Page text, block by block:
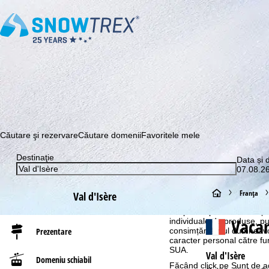
Informaţii cookie
Pentru a optimiza site-ul
individuale de produse,
consimțământul
caracter personal către
SUA.
Făcând click pe Sunt de
Abonaţi-vă la newsletter-ul nostru și aflați printre primii
Căutare şi rezervareCăutare domeniiFavoritele mele
Destinaţie
Data și
Val d'Isère
Prezentare
Domeniu schiabil
A
c
a
s
Franţa
Val d'Isère